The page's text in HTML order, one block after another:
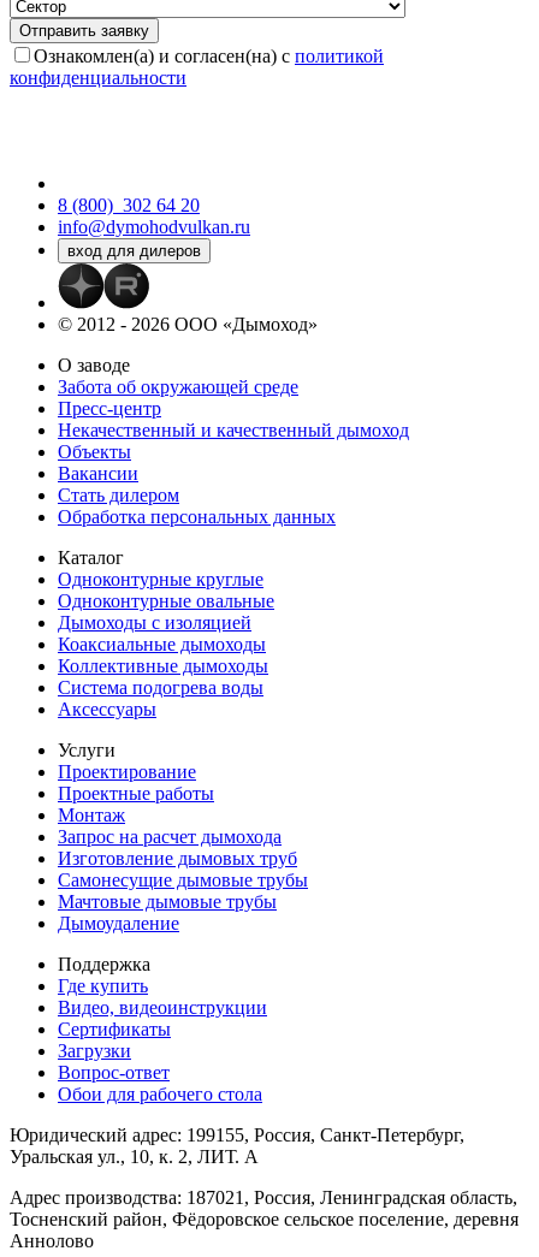
Ознакомлен(а) и согласен(на) с политикой
конфиденциальности
8 (800) 302 64 20
info@dymohodvulkan.ru
© 2012 - 2026 ООО «Дымоход»
О заводе
Забота об окружающей среде
Пресс-центр
Некачественный и качественный дымоход
Объекты
Вакансии
Стать дилером
Обработка персональных данных
Каталог
Одноконтурные круглые
Одноконтурные овальные
Дымоходы с изоляцией
Коаксиальные дымоходы
Коллективные дымоходы
Система подогрева воды
Аксессуары
Услуги
Проектирование
Проектные работы
Монтаж
Запрос на расчет дымохода
Изготовление дымовых труб
Самонесущие дымовые трубы
Мачтовые дымовые трубы
Дымоудаление
Поддержка
Где купить
Видео, видеоинструкции
Сертификаты
Загрузки
Вопрос-ответ
Обои для рабочего стола
Юридический адрес: 199155, Россия, Санкт-Петербург,
Уральская ул., 10, к. 2, ЛИТ. А
Адрес производства: 187021, Россия, Ленинградская область,
Тосненский район, Фёдоровское сельское поселение, деревня
Аннолово